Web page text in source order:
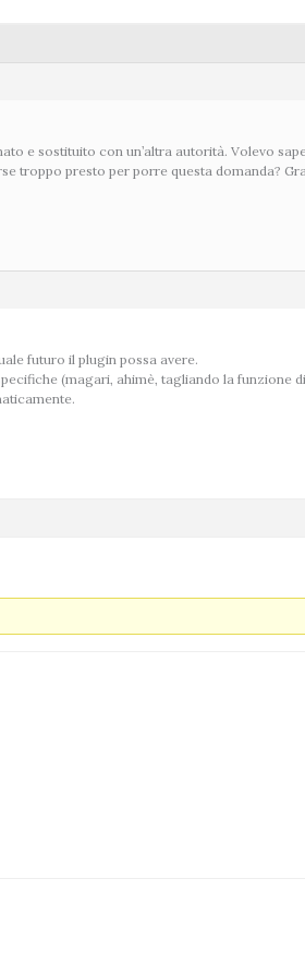
e sostituito con un’altra autorità. Volevo
troppo presto per porre questa domanda?
futuro il plugin possa avere.
(magari, ahimè, tagliando la funzione